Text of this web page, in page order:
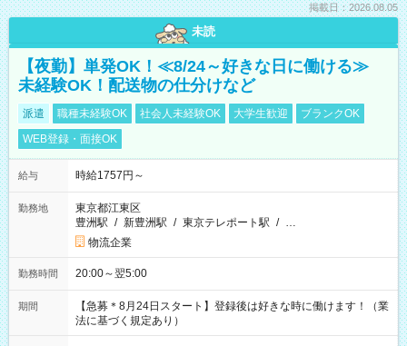
掲載日：2026.08.05
未読
【夜勤】単発OK！≪8/24～好きな日に働ける≫
未経験OK！配送物の仕分けなど
派遣 職種未経験OK 社会人未経験OK 大学生歓迎
ブランクOK
WEB登録・面接OK
給与 時給1757円～
勤務地
東京都江東区
豊洲駅 / 新豊洲駅 / 東京テレポート駅 / …
物流企業
勤務時間 20:00～翌5:00
期間
【急募＊8月24日スタート】登録後は好きな時に働けます！（業
法に基づく規定あり）